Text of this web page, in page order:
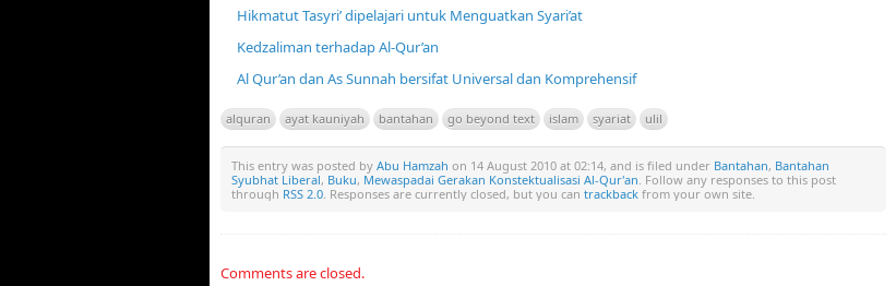
Hikmatut Tasyri’ dipelajari untuk Menguatkan Syari’at
Kedzaliman terhadap Al-Qur’an
Al Qur’an dan As Sunnah bersifat Universal dan Komprehensif
alquran ayat kauniyah bantahan go beyond text islam syariat ulil
This entry was posted by Abu Hamzah on 14 August 2010 at 02:14, and is filed under Bantahan, Bantahan
Syubhat Liberal, Buku, Mewaspadai Gerakan Konstektualisasi Al-Qur'an. Follow any responses to this post
through RSS 2.0. Responses are currently closed, but you can trackback from your own site.
Comments are closed.